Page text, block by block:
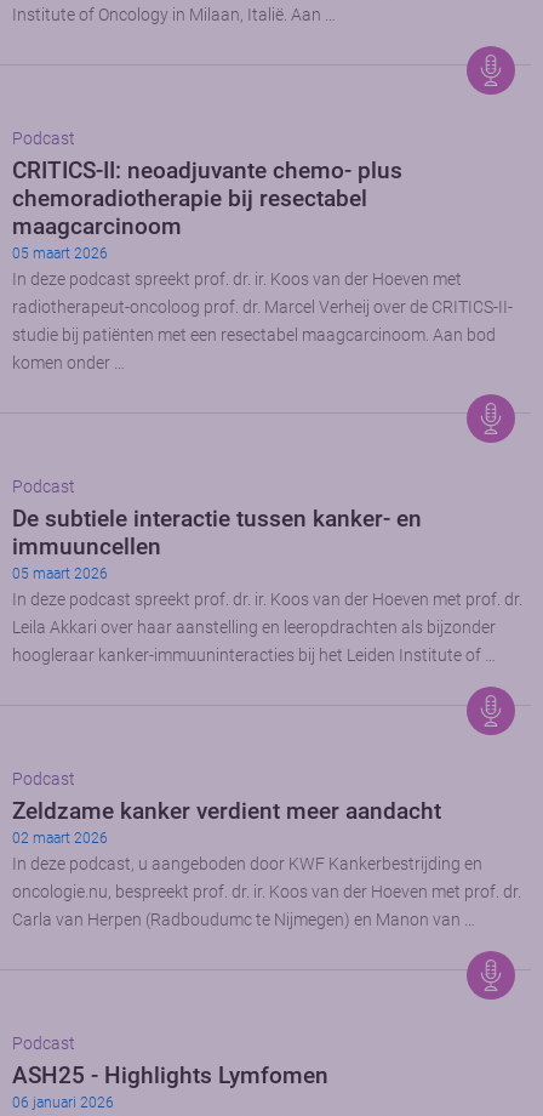
Institute of Oncology in Milaan, Italië. Aan …
Podcast
CRITICS-II: neoadjuvante chemo- plus
chemoradiotherapie bij resectabel
maagcarcinoom
05 maart 2026
In deze podcast spreekt prof. dr. ir. Koos van der Hoeven met
radiotherapeut-oncoloog prof. dr. Marcel Verheij over de CRITICS-II-
studie bij patiënten met een resectabel maagcarcinoom. Aan bod
komen onder …
Podcast
De subtiele interactie tussen kanker- en
immuuncellen
05 maart 2026
In deze podcast spreekt prof. dr. ir. Koos van der Hoeven met prof. dr.
Leila Akkari over haar aanstelling en leeropdrachten als bijzonder
hoogleraar kanker-immuuninteracties bij het Leiden Institute of …
Podcast
Zeldzame kanker verdient meer aandacht
02 maart 2026
In deze podcast, u aangeboden door KWF Kankerbestrijding en
oncologie.nu, bespreekt prof. dr. ir. Koos van der Hoeven met prof. dr.
Carla van Herpen (Radboudumc te Nijmegen) en Manon van …
Podcast
ASH25 - Highlights Lymfomen
06 januari 2026